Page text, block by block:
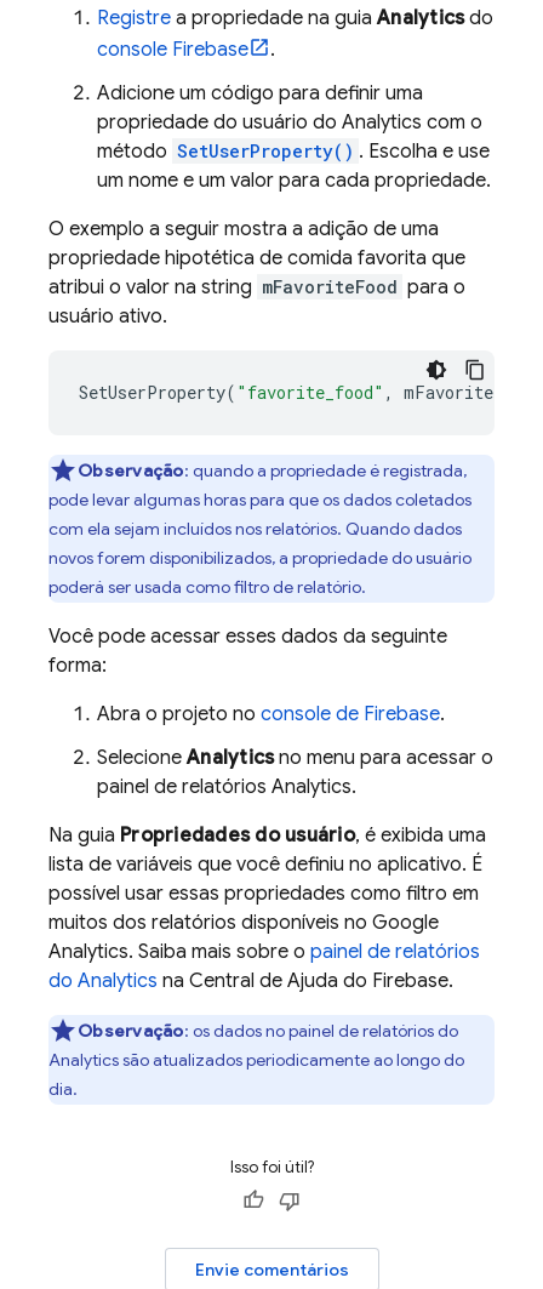
Registre a propriedade na guiaAnalyticsdo
console Firebase
.
Adicione um código para definir uma
propriedade do usuário do Analytics com o
método SetUserProperty() . Escolha e use
um nome e um valor para cada propriedade.
O exemplo a seguir mostra a adição de uma
propriedade hipotética de comida favorita que
atribui o valor na string mFavoriteFood para o
usuário ativo.
SetUserProperty( "favorite_food" , mFavoriteFood
Observação: quando a propriedade é registrada,
pode levar algumas horas para que os dados coletados
com ela sejam incluídos nos relatórios. Quando dados
novos forem disponibilizados, a propriedade do usuário
poderá ser usada como filtro de relatório.
Você pode acessar esses dados da seguinte
forma:
Abra o projeto no console de Firebase.
SelecioneAnalyticsno menu para acessar o
painel de relatórios Analytics.
Na guia Propriedades do usuário, é exibida uma
lista de variáveis que você definiu no aplicativo. É
possível usar essas propriedades como filtro em
muitos dos relatórios disponíveis no Google
Analytics. Saiba mais sobre o painel de relatórios
do Analytics na Central de Ajuda do Firebase.
Observação: os dados no painel de relatórios do
Analyticssão atualizados periodicamente ao longo do
dia.
Isso foi útil?
Envie comentários